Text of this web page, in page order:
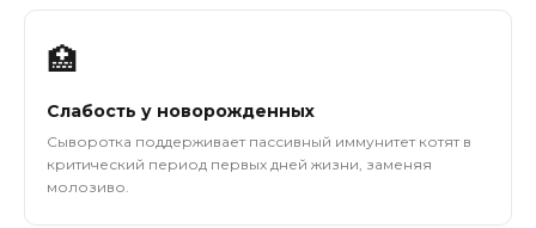
🏥
Слабость у новорожденных
Сыворотка поддерживает пассивный иммунитет котят в
критический период первых дней жизни, заменяя
молозиво.